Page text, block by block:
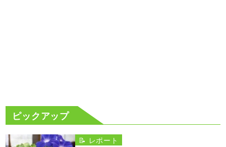
ピックアップ
📝 レポート